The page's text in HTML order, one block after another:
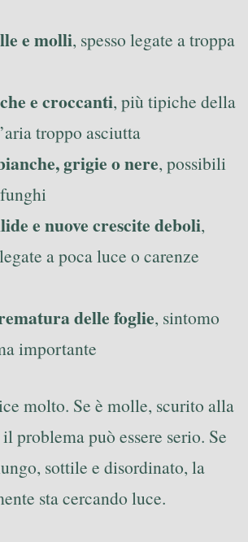
e molli, spesso legate a troppa
e croccanti, più tipiche della
troppo asciutta
grigie o nere, possibili
e nuove crescite deboli,
a poca luce o carenze
delle foglie, sintomo
importante
molto. Se è molle, scurito alla
problema può essere serio. Se
sottile e disordinato, la
sta cercando luce.